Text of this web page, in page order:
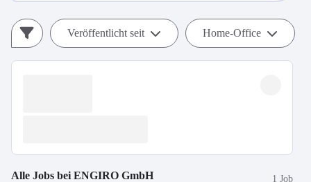
Veröffentlicht seit Home-Office
Alle Jobs bei ENGIRO GmbH 1 Job